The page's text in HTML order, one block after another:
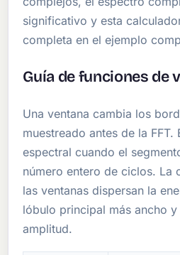
significativo y esta
completa en el ejemplo
Guía de funciones de
Una ventana cambia los
muestreado antes de la
espectral cuando el
número entero de ciclos. La
las ventanas dispersan la
lóbulo principal más ancho
amplitud.